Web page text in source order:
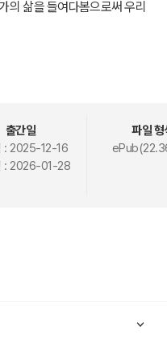
의 삶을 들여다봄으로써 우리
도로 다가오는 덕질 대상에 <
항복을 선언하고, 그것과 강
당하고 만 것이다.
치로 여기게끔 하는 각박한
저자의 글을 읽다 보면 어디
출간일
: 2025-12-16
: 2026-01-28
파일 형